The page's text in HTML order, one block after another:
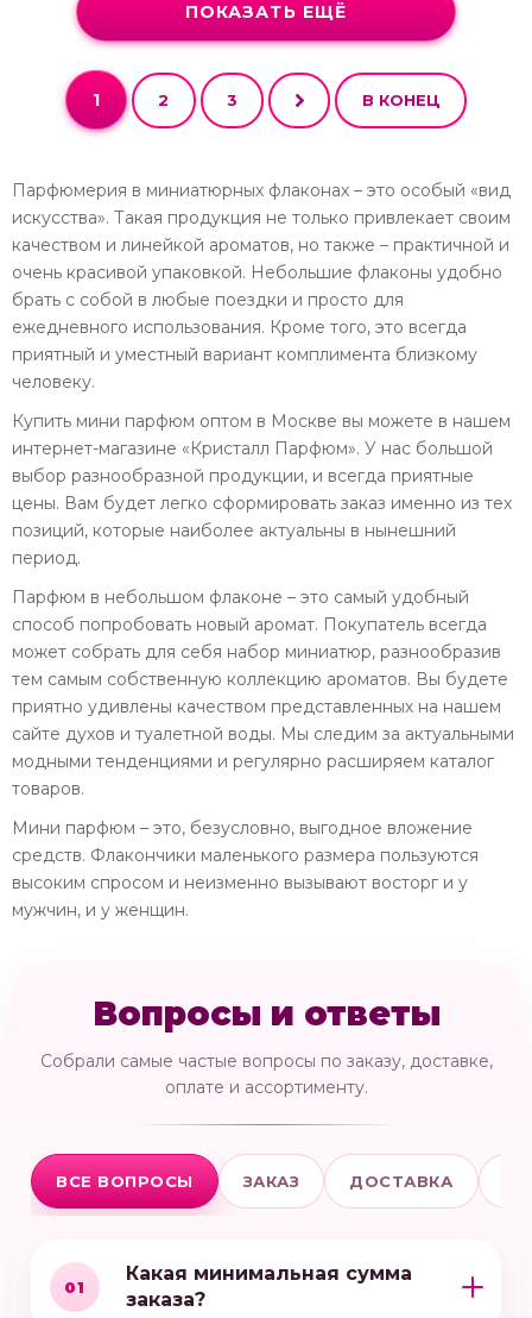
ПОКАЗАТЬ ЕЩЁ
1 2 3 В КОНЕЦ
Парфюмерия в миниатюрных флаконах – это особый «вид
искусства». Такая продукция не только привлекает своим
качеством и линейкой ароматов, но также – практичной и
очень красивой упаковкой. Небольшие флаконы удобно
брать с собой в любые поездки и просто для
ежедневного использования. Кроме того, это всегда
приятный и уместный вариант комплимента близкому
человеку.
Купить мини парфюм оптом в Москве вы можете в нашем
интернет-магазине «Кристалл Парфюм». У нас большой
выбор разнообразной продукции, и всегда приятные
цены. Вам будет легко сформировать заказ именно из тех
позиций, которые наиболее актуальны в нынешний
период.
Парфюм в небольшом флаконе – это самый удобный
способ попробовать новый аромат. Покупатель всегда
может собрать для себя набор миниатюр, разнообразив
тем самым собственную коллекцию ароматов. Вы будете
приятно удивлены качеством представленных на нашем
сайте духов и туалетной воды. Мы следим за актуальными
модными тенденциями и регулярно расширяем каталог
товаров.
Мини парфюм – это, безусловно, выгодное вложение
средств. Флакончики маленького размера пользуются
высоким спросом и неизменно вызывают восторг и у
мужчин, и у женщин.
Вопросы и ответы
Собрали самые частые вопросы по заказу, доставке,
оплате и ассортименту.
ВСЕ ВОПРОСЫ ЗАКАЗ ДОСТАВКА
01
Какая минимальная сумма
заказа?